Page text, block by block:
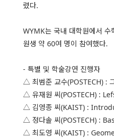
렸다.
WYMK는 국내 대학원에서 수
원생 약 60여 명이 참여했다.
- 특별 및 학술강연 진행자
△ 최범준 교수(POSTECH) :
△ 유재원 씨(POSTECH) :
△ 김영종 씨(KAIST) :
△ 정다솔 씨(POSTECH) :
△ 최도영 씨(KAIST) :